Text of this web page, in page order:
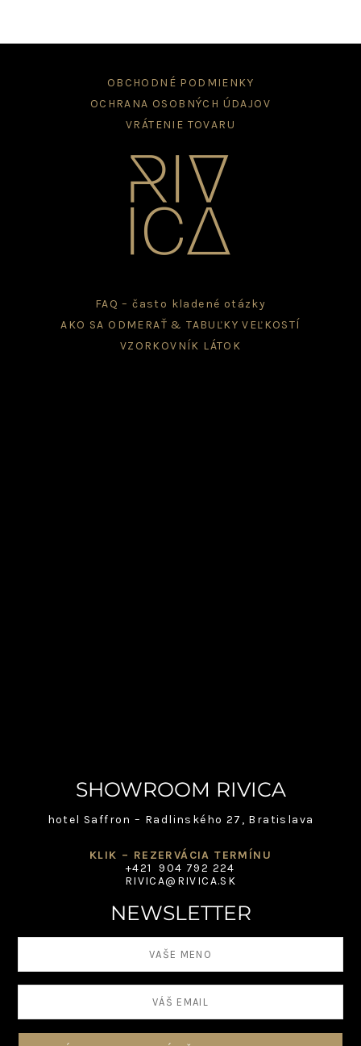
OBCHODNÉ PODMIENKY
OCHRANA OSOBNÝCH ÚDAJOV
VRÁTENIE TOVARU
FAQ – často kladené otázky
AKO SA ODMERAŤ & TABUĽKY VEĽKOSTÍ
VZORKOVNÍK LÁTOK
SHOWROOM RIVICA
hotel Saffron – Radlinského 27, Bratislava
KLIK – REZERVÁCIA TERMÍNU
+421 904 792 224
RIVICA@RIVICA.SK
NEWSLETTER